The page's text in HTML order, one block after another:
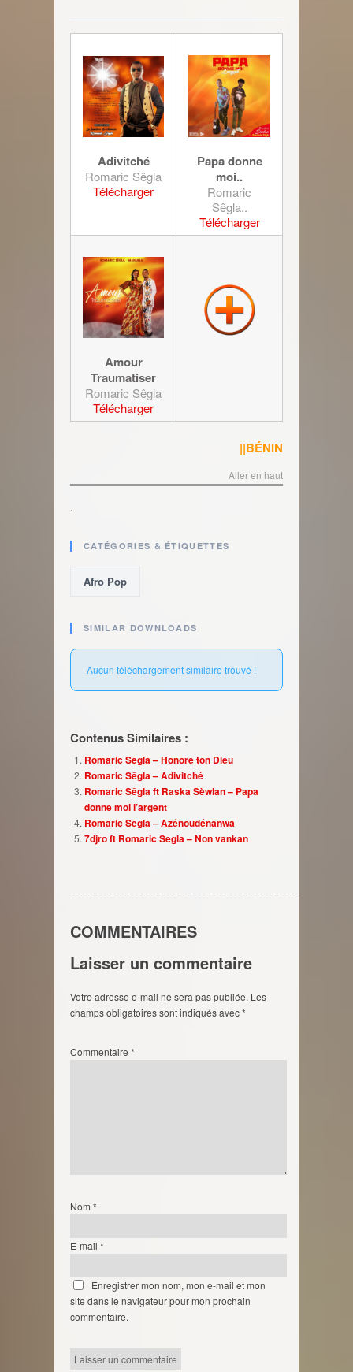
Adivitché
Romaric Sêgla
Télécharger
Papa donne
moi..
Romaric
Sêgla..
Télécharger
Amour
Traumatiser
Romaric Sêgla
Télécharger
||BÉNIN
Aller en haut
.
CATÉGORIES & ÉTIQUETTES
Afro Pop
SIMILAR DOWNLOADS
Aucun téléchargement similaire trouvé !
Contenus Similaires :
Romaric Sêgla – Honore ton Dieu
Romaric Sêgla – Adivitché
Romaric Sêgla ft Raska Sèwlan – Papa
donne moi l’argent
Romaric Sêgla – Azénoudénanwa
7djro ft Romaric Segla – Non vankan
COMMENTAIRES
Laisser un commentaire
Votre adresse e-mail ne sera pas publiée. Les
champs obligatoires sont indiqués avec*
Commentaire *
Nom *
E-mail *
Enregistrer mon nom, mon e-mail et mon
site dans le navigateur pour mon prochain
commentaire.